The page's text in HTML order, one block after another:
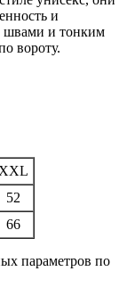
и
швами и тонким
вороту.
XXL
52
66
параметров по